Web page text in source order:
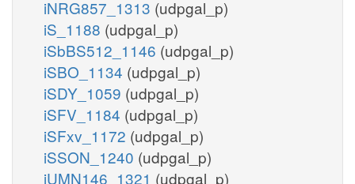
iNRG857_1313 (udpgal_p)
iS_1188 (udpgal_p)
iSbBS512_1146 (udpgal_p)
iSBO_1134 (udpgal_p)
iSDY_1059 (udpgal_p)
iSFV_1184 (udpgal_p)
iSFxv_1172 (udpgal_p)
iSSON_1240 (udpgal_p)
iUMN146_1321 (udpgal_p)